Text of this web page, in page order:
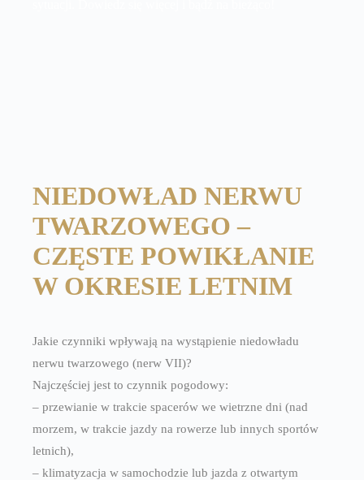
NIEDOWŁAD NERWU
TWARZOWEGO –
CZĘSTE POWIKŁANIE
W OKRESIE LETNIM
Jakie czynniki wpływają na wystąpienie niedowładu
nerwu twarzowego (nerw VII)?
Najczęściej jest to czynnik pogodowy:
– przewianie w trakcie spacerów we wietrzne dni (nad
morzem, w trakcie jazdy na rowerze lub innych sportów
letnich),
– klimatyzacja w samochodzie lub jazda z otwartym